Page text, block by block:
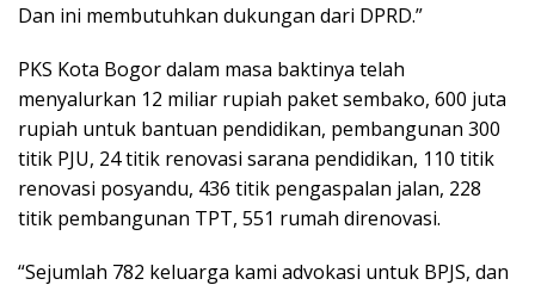
Dan ini membutuhkan dukungan dari DPRD.”
PKS Kota Bogor dalam masa baktinya telah
menyalurkan 12 miliar rupiah paket sembako, 600 juta
rupiah untuk bantuan pendidikan, pembangunan 300
titik PJU, 24 titik renovasi sarana pendidikan, 110 titik
renovasi posyandu, 436 titik pengaspalan jalan, 228
titik pembangunan TPT, 551 rumah direnovasi.
“Sejumlah 782 keluarga kami advokasi untuk BPJS, dan